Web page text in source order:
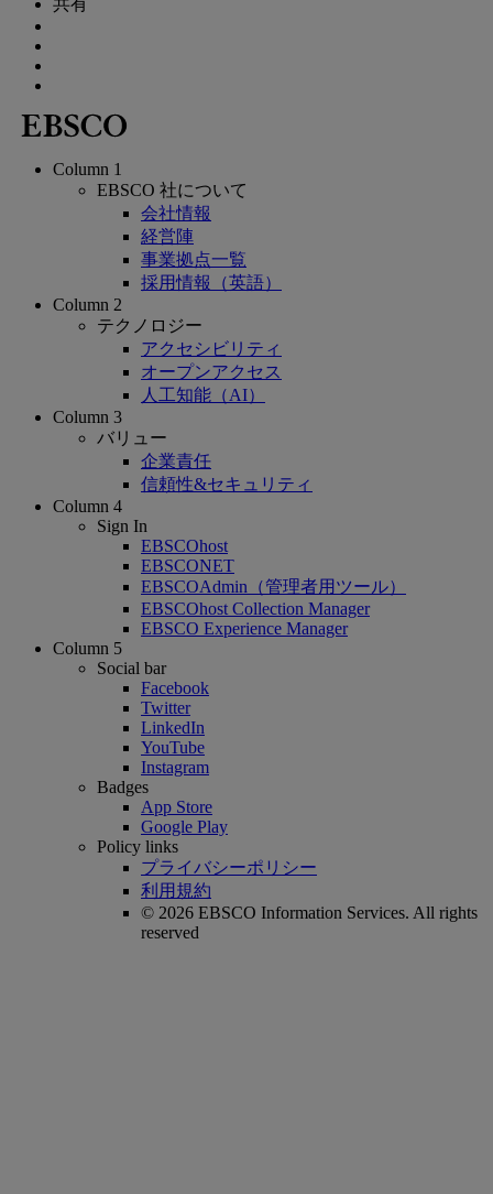
Column 1
EBSCO 社について
会社情報
経営陣
事業拠点一覧
採用情報（英語）
Column 2
テクノロジー
アクセシビリティ
オープンアクセス
人工知能（AI）
Column 3
バリュー
企業責任
信頼性&セキュリティ
Column 4
Sign In
EBSCOhost
EBSCONET
EBSCOAdmin（管理者用ツール）
EBSCOhost Collection Manager
EBSCO Experience Manager
Column 5
Social bar
Facebook
Twitter
LinkedIn
YouTube
Instagram
Badges
App Store
Google Play
Policy links
プライバシーポリシー
利用規約
© 2026 EBSCO Information Services. All rights
reserved